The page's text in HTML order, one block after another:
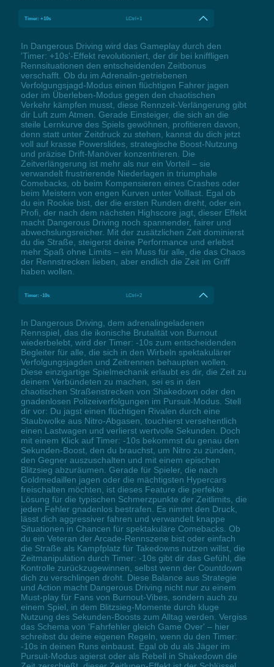
Timer: +10s LCtrl+1
In Dangerous Driving wird das Gameplay durch den
'Timer: +10s'-Effekt revolutioniert, der dir bei kniffligen
Rennsituationen den entscheidenden Zeitbonus
verschafft. Ob du im Adrenalin-getriebenen
Verfolgungsjagd-Modus einen flüchtigen Fahrer jagen
oder im Überleben-Modus gegen den chaotischen
Verkehr kämpfen musst, diese Rennzeit-Verlängerung gibt
dir Luft zum Atmen. Gerade Einsteiger, die sich an die
steile Lernkurve des Spiels gewöhnen, profitieren davon,
denn statt unter Zeitdruck zu stehen, kannst du dich jetzt
voll auf krasse Powerslides, strategische Boost-Nutzung
und präzise Drift-Manöver konzentrieren. Die
Zeitverlängerung ist mehr als nur ein Vorteil – sie
verwandelt frustrierende Niederlagen in triumphale
Comebacks, ob beim Kompensieren eines Crashes oder
beim Meistern von engen Kurven unter Volllast. Egal ob
du ein Rookie bist, der die ersten Runden dreht, oder ein
Profi, der nach dem nächsten Highscore jagt, dieser Effekt
macht Dangerous Driving noch spannender, fairer und
abwechslungsreicher. Mit der zusätzlichen Zeit dominierst
du die Straße, steigerst deine Performance und erlebst
mehr Spaß ohne Limits – ein Muss für alle, die das Chaos
der Rennstrecken lieben, aber endlich die Zeit im Griff
haben wollen.
Timer: -10s LCtrl+2
In Dangerous Driving, dem adrenalingeladenen
Rennspiel, das die ikonische Brutalität von Burnout
wiederbelebt, wird der Timer: -10s zum entscheidenden
Begleiter für alle, die sich in den Wirbeln spektakulärer
Verfolgungsjagden und Zeitrennen behaupten wollen.
Diese einzigartige Spielmechanik erlaubt es dir, die Zeit zu
deinem Verbündeten zu machen, sei es in den
chaotischen Straßenstrecken von Shakedown oder den
gnadenlosen Polizeiverfolgungen im Pursuit-Modus. Stell
dir vor: Du jagst einen flüchtigen Rivalen durch eine
Staubwolke aus Nitro-Abgasen, touchierst versehentlich
einen Lastwagen und verlierst wertvolle Sekunden. Doch
mit einem Klick auf Timer: -10s bekommst du genau den
Sekunden-Boost, den du brauchst, um Nitro zu zünden,
den Gegner auszuschalten und mit einem epischen
Blitzsieg abzuräumen. Gerade für Spieler, die nach
Goldmedaillen jagen oder die mächtigsten Hypercars
freischalten möchten, ist dieses Feature die perfekte
Lösung für die typischen Schmerzpunkte der Zeitlimits, die
jeden Fehler gnadenlos bestrafen. Es nimmt den Druck,
lässt dich aggressiver fahren und verwandelt knappe
Situationen in Chancen für spektakuläre Comebacks. Ob
du ein Veteran der Arcade-Rennszene bist oder einfach
die Straße als Kampfplatz für Takedowns nutzen willst, die
Zeitmanipulation durch Timer: -10s gibt dir das Gefühl, die
Kontrolle zurückzugewinnen, selbst wenn der Countdown
dich zu verschlingen droht. Diese Balance aus Strategie
und Action macht Dangerous Driving nicht nur zu einem
Must-play für Fans von Burnout-Vibes, sondern auch zu
einem Spiel, in dem Blitzsieg-Momente durch kluge
Nutzung des Sekunden-Boosts zum Alltag werden. Vergiss
das Schema von 'Fahrfehler gleich Game Over' – hier
schreibst du deine eigenen Regeln, wenn du den Timer:
-10s in deinen Runs einbaust. Egal ob du als Jäger im
Pursuit-Modus agierst oder als Rebell in Shakedown die